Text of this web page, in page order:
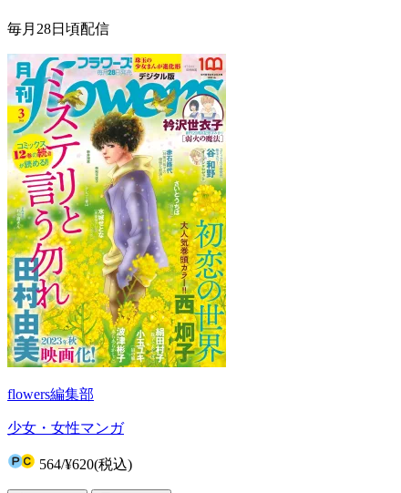
毎月28日頃配信
flowers編集部
少女・女性マンガ
564/¥620(税込)